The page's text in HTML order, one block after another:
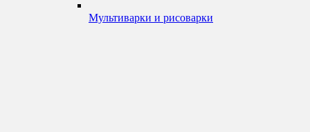
Мультиварки и рисоварки